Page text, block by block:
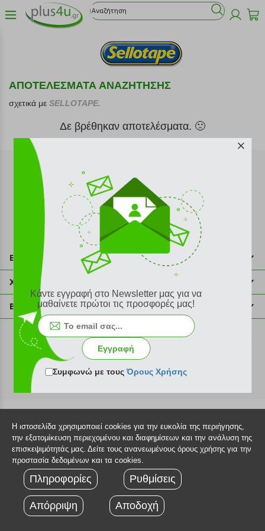
ΑΠΟΤΕΛΕΣΜΑΤΑ ΑΝΑΖΗΤΗΣΗΣ
σχετικά με SELLOTAPE.
Δε βρέθηκαν αποτελέσματα. 🙁
Εγγραφή στο newsletter
Επικοινωνία
211 2000 700
info@plus4u.gr
Χρήσιμες πληροφορίες
Η εταιρία
Σημεία παραλαβής
Ευκαιρίες καριέρας
Όροι χρήσης
Sitemap
Βοήθεια
Εξέλιξη παραγγελίας
Τρόποι παραγγελίας
Τρόποι πληρωμής
Τρόποι αποστολής
Πολιτική επιστροφών
©2026 Plus4u.gr
Κάντε εγγραφή στο Newsletter μας για να
μαθαίνετε πρώτοι τις προσφορές μας!
Εγγραφή
Συμφωνώ με τουςΌρους Χρήσης
Η ιστοσελίδα χρησιμοποιεί cookies για την ευκολία της περιήγησης,
την εξατομίκευση περιεχομένου και διαφημίσεων και την ανάλυση της
επισκεψιμότητάς μας. Δείτε τους ανανεωμένους όρους χρήσης για την
προστασία δεδομένων και τα cookies.
Πληροφορίες Ρυθμίσεις
Απόρριψη Αποδοχή